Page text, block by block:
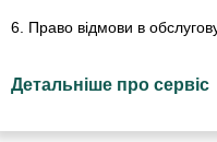
6. Право відмови в
Детальніше про сервіс